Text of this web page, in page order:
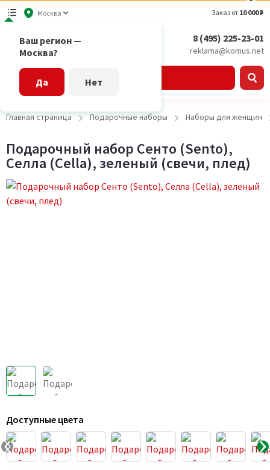
Москва
Ваш регион —
Москва?
Да Нет
Заказ от 10 000 ₽
8 (495) 225-23-01
reklama@komus.net
Главная страница Подарочные наборы Наборы для женщин
Подарочный набор Сенто (Sento),
Селла (Cella), зеленый (свечи, плед)
Доступные цвета